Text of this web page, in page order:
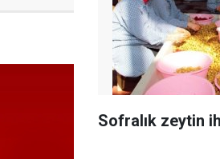
Sofralık zeytin